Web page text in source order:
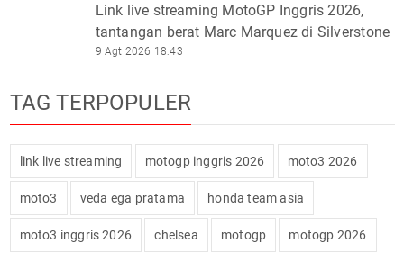
Link live streaming MotoGP Inggris 2026,
tantangan berat Marc Marquez di Silverstone
9 Agt 2026 18:43
TAG TERPOPULER
link live streaming motogp inggris 2026 moto3 2026
moto3 veda ega pratama honda team asia
moto3 inggris 2026 chelsea motogp motogp 2026